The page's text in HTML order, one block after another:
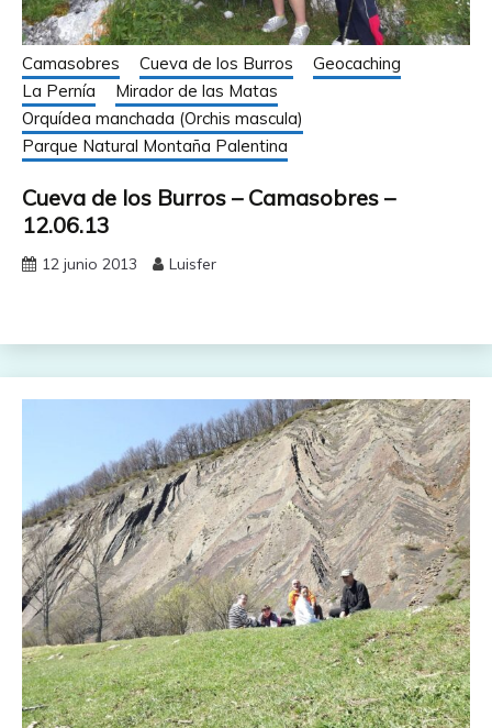
Camasobres Cueva de los Burros
Geocaching
La Pernía
Mirador de las Matas
Orquídea manchada (Orchis mascula)
Parque Natural Montaña Palentina
Cueva de los Burros – Camasobres –
12.06.13
12 junio 2013 Luisfer